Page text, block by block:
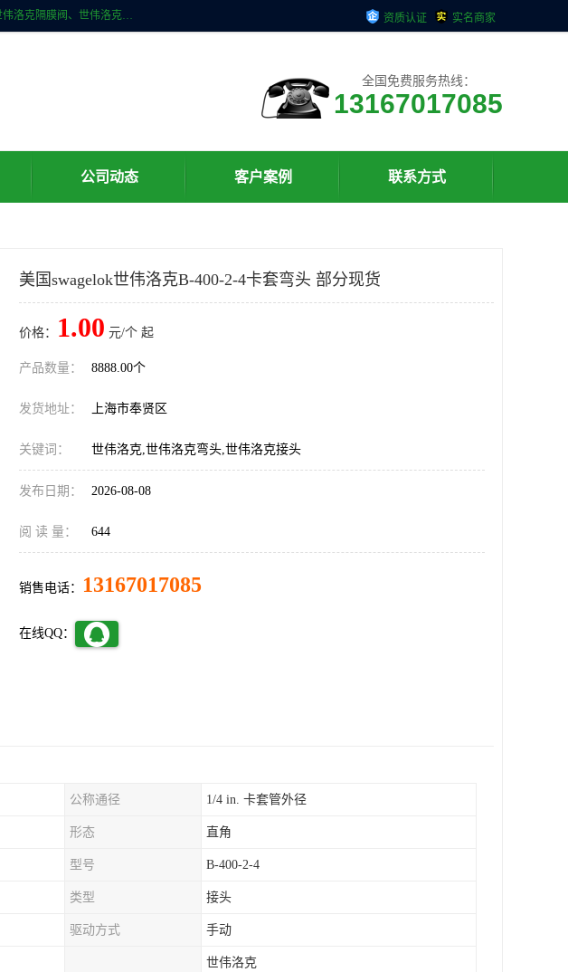
上海牧冶阀门有限公司是国内专业的世伟洛克（Swagelok）直接供应商咨询蔡工，主营世伟洛克球阀、世伟洛克针型阀、世伟洛克隔膜阀、世伟洛克旋塞阀、世伟洛克单向阀、世伟洛克接头、世伟洛克快速接头、世伟洛克卡套管、世伟洛克弯管器、世伟洛克工具等。 资质认证 实名商家
全国免费服务热线：
13167017085
公司动态 客户案例 联系方式
美国swagelok世伟洛克B-400-2-4卡套弯头 部分现货
价格： 1.00 元/个 起
产品数量： 8888.00个
发货地址： 上海市奉贤区
关键词： 世伟洛克,世伟洛克弯头,世伟洛克接头
发布日期： 2026-08-08
阅 读 量： 644
销售电话： 13167017085
在线QQ：
公称通径 1/4 in. 卡套管外径
形态 直角
型号 B-400-2-4
类型 接头
驱动方式 手动
世伟洛克